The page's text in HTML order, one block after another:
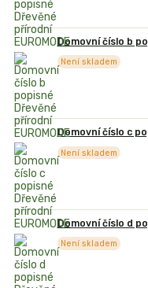
Domovní číslo b
Není skladem
Domovní číslo c
Není skladem
Domovní číslo d
Není skladem